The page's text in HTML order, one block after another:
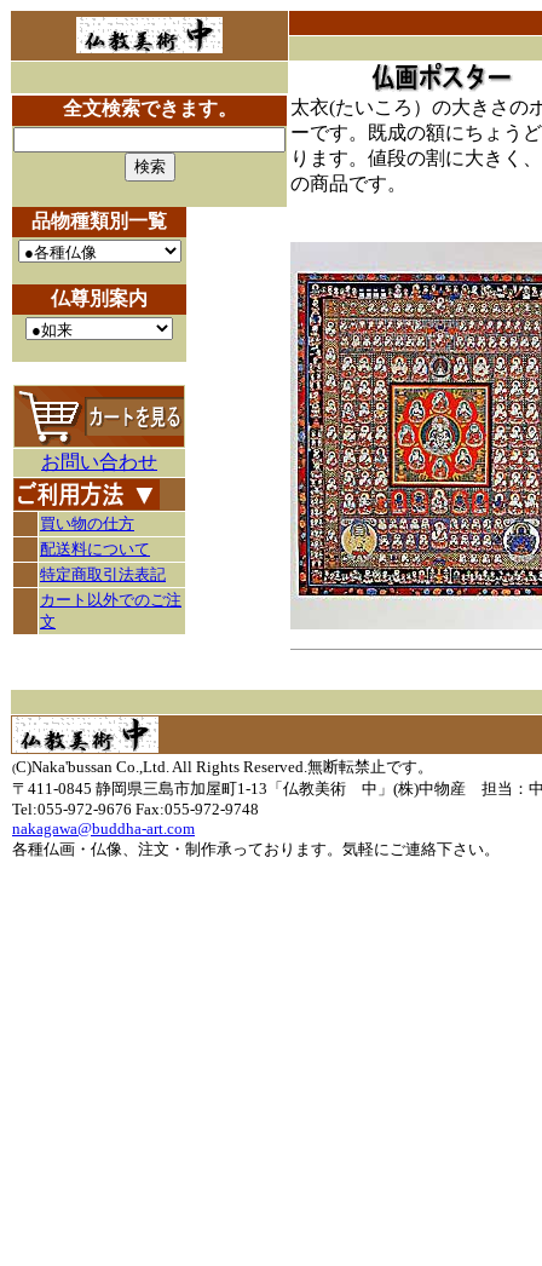
全文検索できます。
品物種類別一覧
仏尊別案内
お問い合わせ
買い物の仕方
配送料について
特定商取引法表記
カート以外でのご注
文
太衣(たいころ）の大きさの
ーです。既成の額にちょう
ります。値段の割に大きく
の商品です。
(C)Naka'bussan Co.,Ltd. All Rights Reserved.無断転禁止です。
〒411-0845 静岡県三島市加屋町1-13「仏教美術 中」(株)中物産 担当：
Tel:055-972-9676 Fax:055-972-9748
nakagawa@buddha-art.com
各種仏画・仏像、注文・制作承っております。気軽にご連絡下さい。